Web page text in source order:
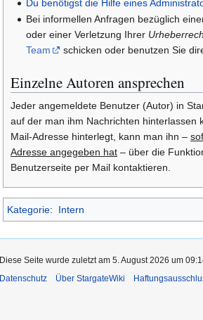
Du benötigst die Hilfe eines
Bei informellen Anfragen bezüglich
oder einer Verletzung Ihrer
Team
schicken oder benutzen Sie
Einzelne Autoren ansprechen
Jeder angemeldete Benutzer (Autor) in
auf der man ihm Nachrichten hinterlassen
Mail-Adresse hinterlegt, kann man ihn –
Adresse angegeben hat – über die
Benutzerseite per Mail kontaktieren.
Kategorie: Intern
Diese Seite wurde zuletzt am 5. August 2026 um
Datenschutz
Über StargateWiki